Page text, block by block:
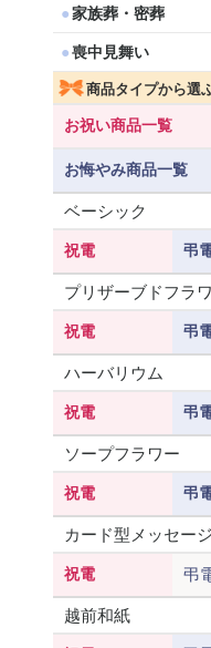
家族葬・密葬
喪中見舞い
商品タイプから選
お祝い商品一覧
お悔やみ商品一覧
ベーシック
祝電 弔
プリザーブドフラ
祝電 弔
ハーバリウム
祝電 弔
ソープフラワー
祝電 弔
カード型メッセージ
祝電 弔
越前和紙